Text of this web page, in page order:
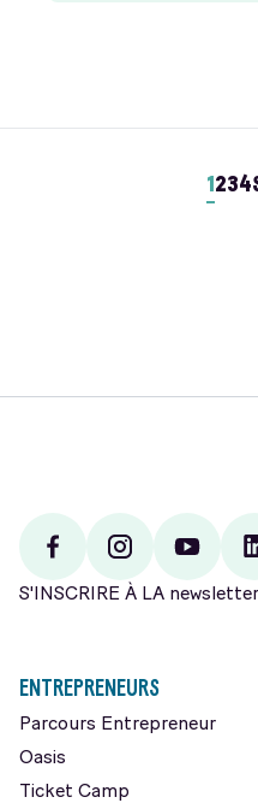
1234
FacebookInstagramYoutube
S'INSCRIRE À LA newsletter
ENTREPRENEURS
Parcours Entrepreneur
Oasis
Ticket Camp